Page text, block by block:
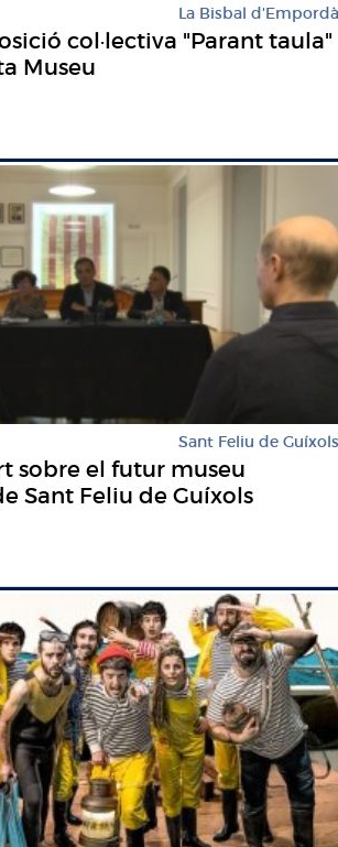
La Bisbal d'Empordà
col·lectiva "Parant taula"
Museu
Sant Feliu de Guíxols
sobre el futur museu
Sant Feliu de Guíxols